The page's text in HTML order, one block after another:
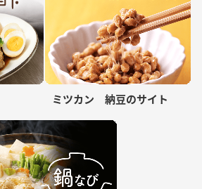
ミツカン 納豆のサイト